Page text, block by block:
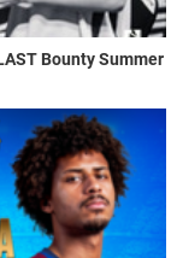
Bounty Summer